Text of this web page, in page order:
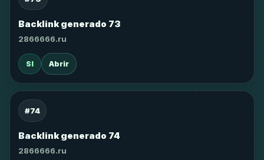
Backlink generado 73
2866666.ru
SI Abrir
#74
Backlink generado 74
2866666.ru